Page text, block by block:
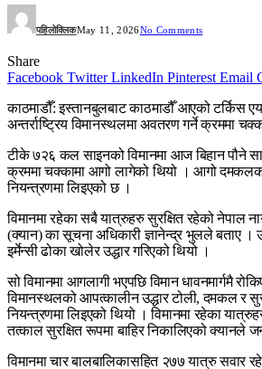
पहिलोक्लिकMay 11, 2026No Comments
Share
Facebook Twitter LinkedIn Pinterest Email
काठमाडौँ: इस्तानबुलबाट काठमाडौँ आएको टर्किस
अन्तर्राष्ट्रिय विमानस्थलमा अवतरण गर्ने क्रममा
टीके ७२६ कल साइनको विमानमा आज बिहान पौने
क्रममा चक्कामा आगो लागेको थियो । आगो
नियन्त्रणमा लिइएको छ ।
विमानमा रहेका सबै यात्रुहरु सुरक्षित रहेको नेपाल
(क्यान) का सूचना अधिकारी ज्ञानेन्द्र भुलले बताए
इर्मेन्सी ढोका खोलेर उद्धार गरिएको थियो ।
सो विमानमा आगलागी भएपछि विमान धावनमार्गमै
विमानस्थलको आपत्कालीन उद्धार टोली, दमकल र
नियन्त्रणमा लिइएको थियो । विमानमा रहेका
तत्काल सुरक्षित रूपमा बाहिर निकालिएको क्यानले
विमानमा चार बालबालिकासहित २७७ यात्रु सवार